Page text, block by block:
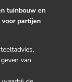
tuinbouw en
partijen
van